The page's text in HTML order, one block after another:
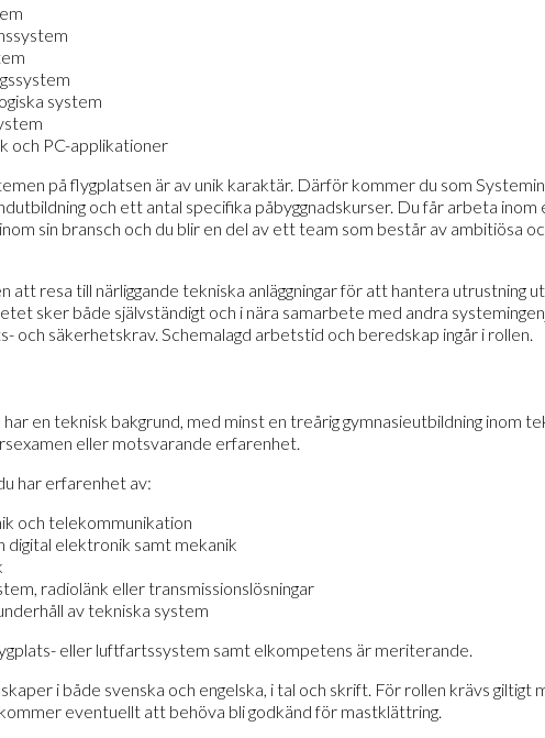
system
och PC-applikationer
på flygplatsen är av unik karaktär. Därför kommer du som
och ett antal specifika påbyggnadskurser. Du får arbeta
sin bransch och du blir en del av ett team som består av ambitiösa
att resa till närliggande tekniska anläggningar för att hantera utrustning
sker både självständigt och i nära samarbete med andra
och säkerhetskrav. Schemalagd arbetstid och beredskap ingår i rollen.
har en teknisk bakgrund, med minst en treårig gymnasieutbildning inom
eller motsvarande erfarenhet.
har erfarenhet av:
och telekommunikation
digital elektronik samt mekanik
radiolänk eller transmissionslösningar
av tekniska system
eller luftfartssystem samt elkompetens är meriterande.
i både svenska och engelska, i tal och skrift. För rollen krävs giltigt
eventuellt att behöva bli godkänd för mastklättring.